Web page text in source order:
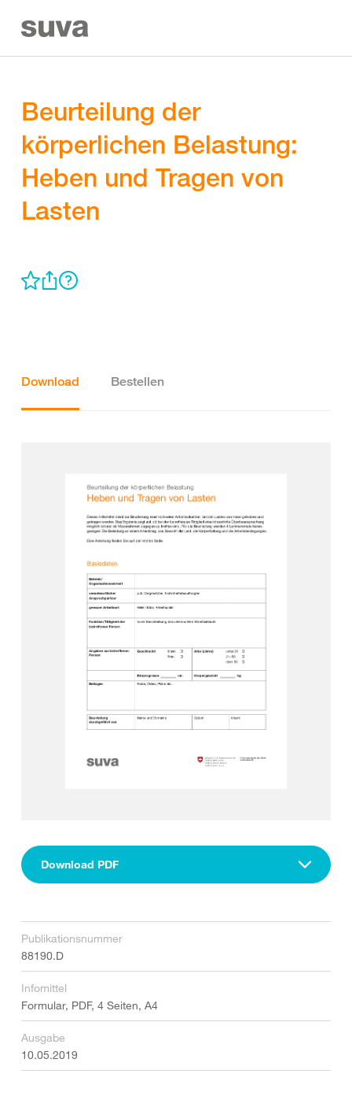
Beurteilung der
körperlichen Belastung:
Heben und Tragen von
Lasten
Download Bestellen
Download PDF
Publikationsnummer
88190.D
Infomittel
Formular, PDF, 4 Seiten, A4
Ausgabe
10.05.2019